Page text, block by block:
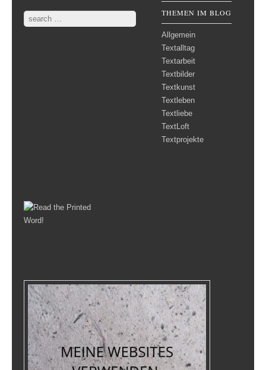
Search THEMEN IM BLOG
Allgemein
Textalltag
Textarbeit
Textbilder
Textkunst
Textleben
Textliebe
TextLoft
Textprojekte